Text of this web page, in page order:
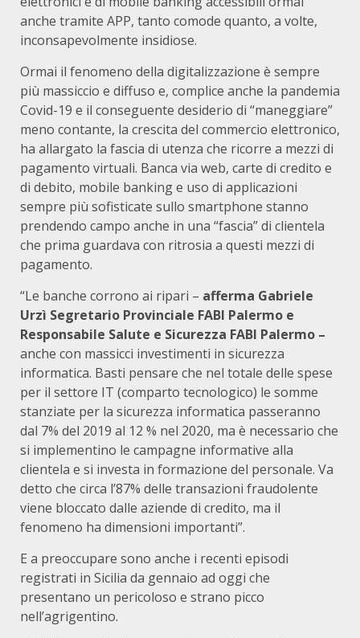
anche tramite APP, tanto comode quanto, a volte,
inconsapevolmente insidiose.
Ormai il fenomeno della digitalizzazione è sempre
più massiccio e diffuso e, complice anche la pandemia
Covid-19 e il conseguente desiderio di “maneggiare”
meno contante, la crescita del commercio elettronico,
ha allargato la fascia di utenza che ricorre a mezzi di
pagamento virtuali. Banca via web, carte di credito e
di debito, mobile banking e uso di applicazioni
sempre più sofisticate sullo smartphone stanno
prendendo campo anche in una “fascia” di clientela
che prima guardava con ritrosia a questi mezzi di
pagamento.
“Le banche corrono ai ripari – afferma Gabriele
Urzì Segretario Provinciale FABI Palermo e
Responsabile Salute e Sicurezza FABI Palermo –
anche con massicci investimenti in sicurezza
informatica. Basti pensare che nel totale delle spese
per il settore IT (comparto tecnologico) le somme
stanziate per la sicurezza informatica passeranno
dal 7% del 2019 al 12 % nel 2020, ma è necessario che
si implementino le campagne informative alla
clientela e si investa in formazione del personale. Va
detto che circa l’87% delle transazioni fraudolente
viene bloccato dalle aziende di credito, ma il
fenomeno ha dimensioni importanti”.
E a preoccupare sono anche i recenti episodi
registrati in Sicilia da gennaio ad oggi che
presentano un pericoloso e strano picco
nell’agrigentino.